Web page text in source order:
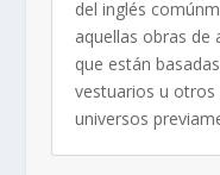
del inglés
aquellas obras de
que están
vestuarios u
universos